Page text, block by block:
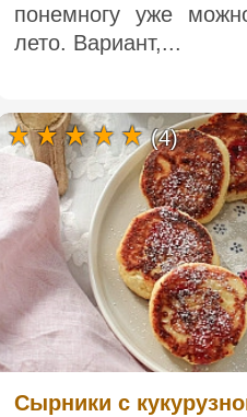
понемногу уже
лето. Вариант,...
Сырники с
(4)